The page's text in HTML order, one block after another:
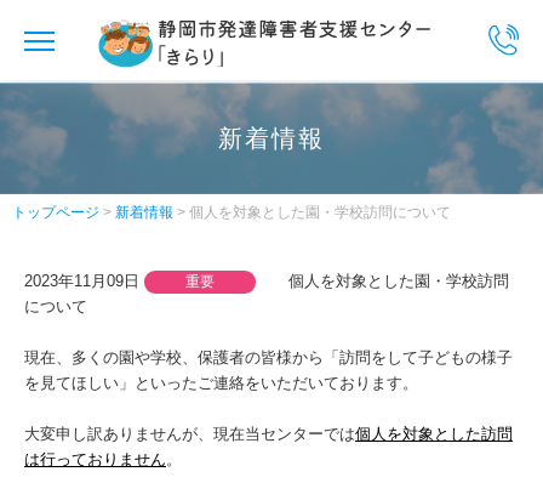
トップページ
センター紹介
ご相談について
ペアレントメンター事業
医療機関・関係機関について
やさしいにほんご
サイトマップ
新着情報
トップページ > 新着情報 > 個人を対象とした園・学校訪問について
2023年11月09日 重要
個人を対象とした園・学校訪問
について
現在、多くの園や学校、保護者の皆様から「訪問をして子どもの様子
を見てほしい」といったご連絡をいただいております。
大変申し訳ありませんが、現在当センターでは個人を対象とした訪問
は行っておりません。